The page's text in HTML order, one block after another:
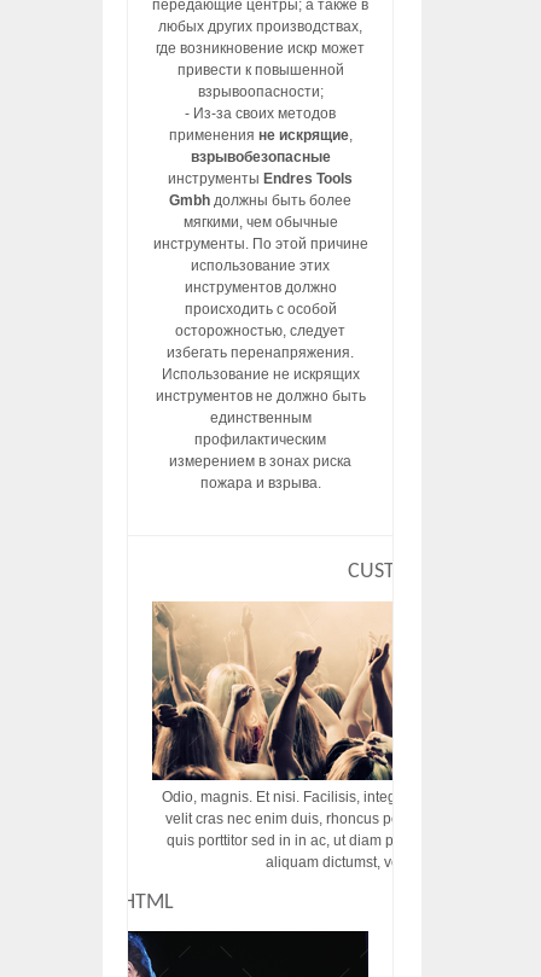
передающие центры; а также в
любых других производствах,
где возникновение искр может
привести к повышенной
взрывоопасности;
- Из-за своих методов
применения не искрящие,
взрывобезопасные
инструменты Endres Tools
Gmbh должны быть более
мягкими, чем обычные
инструменты. По этой причине
использование этих
инструментов должно
происходить с особой
осторожностью, следует
избегать перенапряжения.
Использование не искрящих
инструментов не должно быть
единственным
профилактическим
измерением в зонах риска
пожара и взрыва.
CUSTOM HTML
Odio, magnis. Et nisi. Facilisis, integer! Risus augue! Non
velit cras nec enim duis, rhoncus porttitor ac vut rhoncus
quis porttitor sed in in ac, ut diam porttitor odio nunc
aliquam dictumst, vel amet tincidunt
CUSTOM HTML